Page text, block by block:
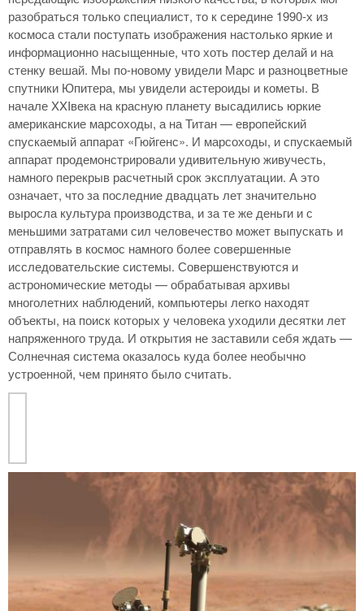
разобраться только специалист, то к середине 1990-х из
космоса стали поступать изображения настолько яркие и
информационно насыщенные, что хоть постер делай и на
стенку вешай. Мы по-новому увидели Марс и разноцветные
спутники Юпитера, мы увидели астероиды и кометы. В
начале XXIвека на красную планету высадились юркие
американские марсоходы, а на Титан — европейский
спускаемый аппарат «Гюйгенс». И марсоходы, и спускаемый
аппарат продемонстрировали удивительную живучесть,
намного перекрыв расчетный срок эксплуатации. А это
означает, что за последние двадцать лет значительно
выросла культура производства, и за те же деньги и с
меньшими затратами сил человечество может выпускать и
отправлять в космос намного более совершенные
исследовательские системы. Совершенствуются и
астрономические методы — обрабатывая архивы
многолетних наблюдений, компьютеры легко находят
объекты, на поиск которых у человека уходили десятки лет
напряженного труда. И открытия не заставили себя ждать —
Солнечная система оказалось куда более необычно
устроенной, чем принято было считать.